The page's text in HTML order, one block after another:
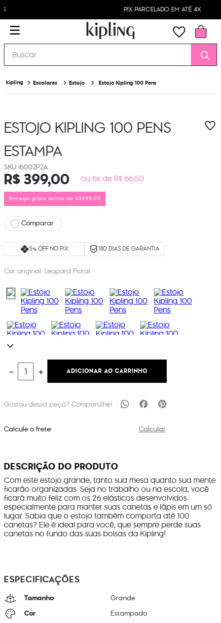
PIX PARCELADO EM ATÉ 4X
Buscar
Escolares Estojo Estojo Kipling 100 Pens
ESTOJO KIPLING 100 PENS
ESTAMPA
I6002P2A
R$399,00 ou 6x de R$ 66,50
Entrega grátis acima de R$999,00
Comparar
5% OFF NO PIX 180 DIAS DE GARANTIA
Cor original: Leopard Floral
＋
－ ADICIONAR AO CARRINHO
Calcule o frete: Calcular
DESCRIÇÃO DO PRODUTO
Com este estojo grande, tanto sua mesa quanto sua mente
ficarão organizadas. Seja no trabalho ou na escola, você
ficará muito feliz com os 26 elásticos desenvolvidos
especialmente para manter suas canetas e lápis em um só
lugar. Sabia que o estojo também comporta até 100
canetas? Ele é ideal para você, que sempre perde suas
canetas no fundo das suas bolsas da Kipling!
ESPECIFICAÇÕES
Tamanho Grande
Cor Estampado